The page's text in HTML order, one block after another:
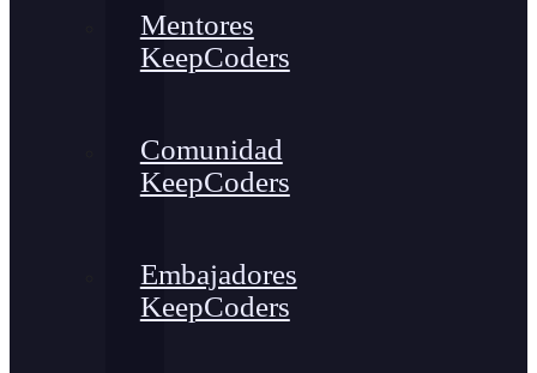
Mentores
KeepCoders
Comunidad
KeepCoders
Embajadores
KeepCoders